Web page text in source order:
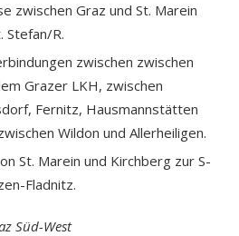
zwischen Graz und St. Marein
Stefan/R.
zwischen zwischen
Grazer LKH, zwischen
Fernitz, Hausmannstätten
Wildon und Allerheiligen.
St. Marein und Kirchberg zur S-
Fladnitz.
Süd-West